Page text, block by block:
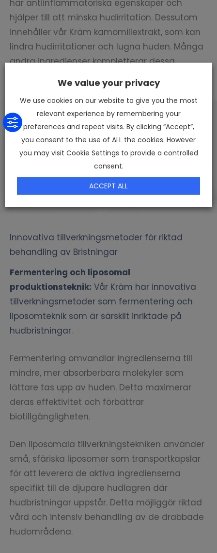
har antiinflammatoriska egenskaper och
hjälper till att minska hudirritation. Dessutom
innehåller vår Kräm kamomillextrakt, som kan
lindra hudirritationer och lugna huden. Många
andra ingredienser kompletterar dessa
Innovativa tillverkningsmetoder för riktad
behandling av Bristningar
Fermentering och liposomal
produktionsteknik: Vår Kräm har innovativa
tillverkningsmetoder som fermentering och
liposomteknik som är särskilt inriktade på
hudbristningar.
Fermentering omvandlar ingredienserna till
mindre, mer absorberbara molekyler som
lättare tas upp av huden. Detta maximerar
deras effektivitet och förbättrar
biotillgängligheten.
Den liposomala tillverkningstekniken använder
små, sfäriska liposomer som transportkapslar
för att leverera de aktiva ingredienserna
specifikt till de djupare hudlagren där
hudbristningar uppstår. Detta möjliggör riktad
vård och intensiv behandling av de drabbade
hudområdena.
We value your privacy
We use cookies on our website to give you the most
relevant experience by remembering your
preferences and repeat visits. By clicking “Accept”,
you consent to the use of ALL the cookies. However
you may visit Cookie Settings to provide a controlled
consent.
ACCEPT ALL